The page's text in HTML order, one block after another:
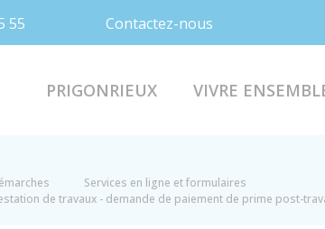
55 Contactez-nous
PRIGONRIEUX VIVRE
Services en ligne et formulaires
de travaux - demande de paiement de prime post-